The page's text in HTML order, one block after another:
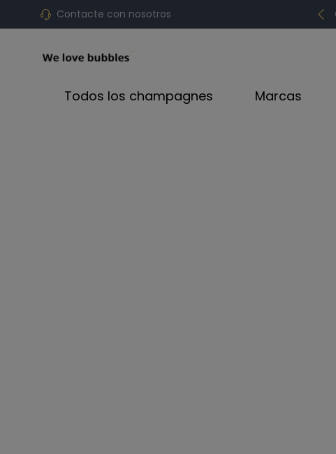
Contacte con nosotros
Todos los champagnes Marcas